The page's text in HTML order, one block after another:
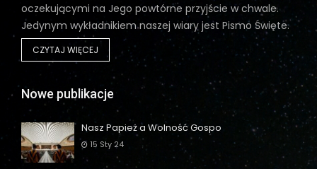
oczekującymi na Jego powtórne przyjście w chwale.
Jedynym wykładnikiem naszej wiary jest Pismo Święte.
CZYTAJ WIĘCEJ
Nowe publikacje
Nasz Papież a Wolność Gospo
15 Sty 24